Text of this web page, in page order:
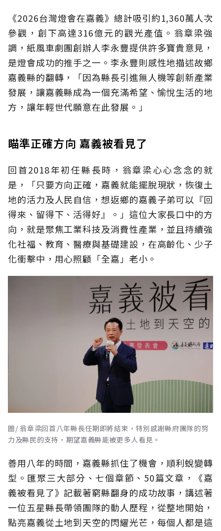
《2026台灣燈會在嘉義》總計吸引約1,360萬人次
參觀，創下高達316億元的觀光產值。翁章梁強
調，紙風車劇團創辦人李永豐提供許多寶貴意見，
是燈會成功的推手之一。李永豐則感性地描述故鄉
嘉義縣的翻轉，「因為縣長引進無人機等創新產業
發展，讓嘉義縣成為一個充滿希望、愉悅生活的地
方，讓年輕世代願意在此發展。」
瞄準正確方向 嘉義被看見了
回首2018年初任縣長時，翁章梁心心念念的就
是，「只要方向正確，嘉義就能擺脫現狀，恢復土
地的活力及人民自信，想返鄉的嘉義子弟可以『回
得來、留得下、活得好』。」這位大家長口中的方
向，就是聚焦工業科技及消費性產業，並且持續強
化社福、教育、醫療與基礎建設，在高齡化、少子
化衝擊中，用心照顧「全嘉」老小。
圖/ 翁章梁回首八年縣長任期即將結束，特別感謝縣府團隊的努
力及縣民的支持，期望嘉義縣能被更多人看見。
善用八年的時間，嘉義縣抓住了機會，順利蛻變轉
型。匯聚三大部分、七個章節、50篇文章，《嘉
義被看見了》記載著窮縣翻身的成功故事，講述著
一位五星縣長帶領團隊的動人歷程，從整地開始，
點亮嘉義從土地到天空的閃耀光芒，每個人都是這